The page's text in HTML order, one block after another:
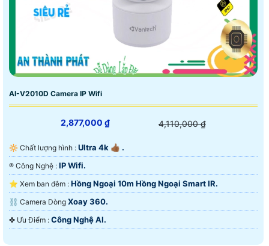
AI-V2010D Camera IP Wifi
2,877,000 ₫ 4,110,000 ₫
🔆 Chất lượng hình : Ultra 4k 👍🏾 .
®️ Công Nghệ : IP Wifi.
⭐ Xem ban đêm : Hồng Ngoại 10m Hồng Ngoại Smart IR.
⛓ Camera Dòng Xoay 360.
️✤ Ưu Điểm : Công Nghệ AI.